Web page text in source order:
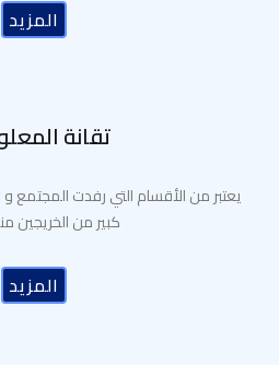
المزيد
تقانة
يعتبر من الأقسام التي رفدت المجتمع
كبير من الخريجين
المزيد